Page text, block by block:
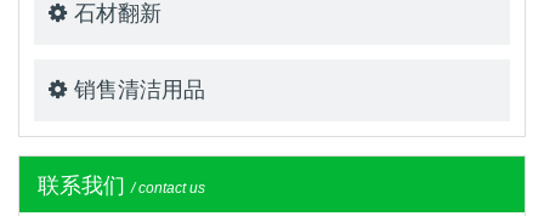
石材翻新
销售清洁用品
联系我们 / contact us